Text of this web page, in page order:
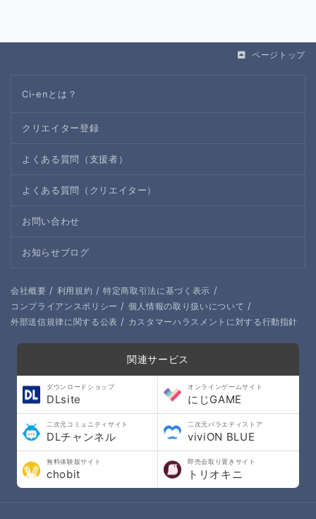
ページトップ
Ci-enとは？
クリエイター登録
よくある質問（支援者）
よくある質問（クリエイター）
お問い合わせ
お知らせブログ
会社概要 / 利用規約 / 特定商取引法に基づく表示 /
コンプライアンスポリシー / 個人情報の取り扱いについて /
外部送信規律に関する公表 / カスタマーハラスメントに対する行動指針
関連サービス
ダウンロードショップ
DLsite
オンラインゲームサイト
にじGAME
二次元コミュニティサイト
DLチャンネル
二次元バラエティストア
viviON BLUE
無料体験版サイト
chobit
即売会取り置きサイト
トリオキニ